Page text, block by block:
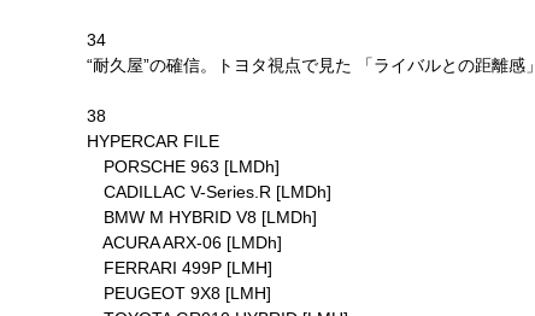
34
“耐久屋”の確信。トヨタ視点で見た 「ライバルとの距離感」
38
HYPERCAR FILE
PORSCHE 963 [LMDh]
CADILLAC V-Series.R [LMDh]
BMW M HYBRID V8 [LMDh]
ACURA ARX-06 [LMDh]
FERRARI 499P [LMH]
PEUGEOT 9X8 [LMH]